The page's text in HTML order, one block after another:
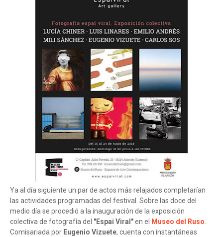
Ya al día siguiente un par de actos más relajados completarían
las actividades programadas del festival. Sobre las doce del
medio día se procedió a la inauguración de la exposición
colectiva de fotografía del "Espai Viral"en el Museo del Ruso.
Comisariada por Eugenio Vizuete, cuenta con instantáneas